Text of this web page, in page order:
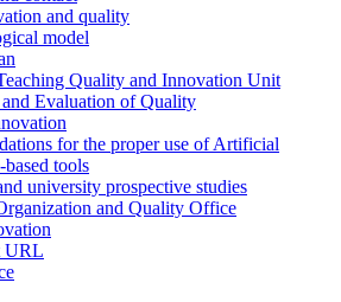
and quality
model
Quality and Innovation Unit
Evaluation of Quality
for the proper use of Artificial
tools
university prospective studies
and Quality Office
URL